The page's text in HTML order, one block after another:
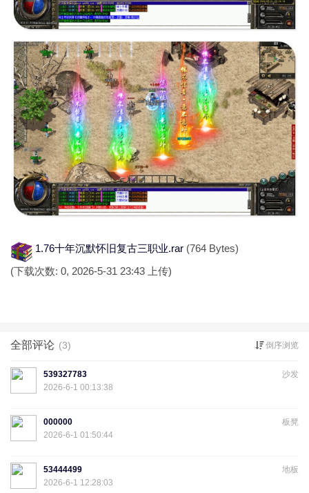
1.76十年沉默怀旧复古三职业.rar (764 Bytes)
(下载次数: 0, 2026-5-31 23:43 上传)
全部评论 (3) 倒序浏览
沙发
539327783
2026-6-1 00:13:38
板凳
000000
2026-6-1 01:50:44
地板
53444499
2026-6-1 12:28:03